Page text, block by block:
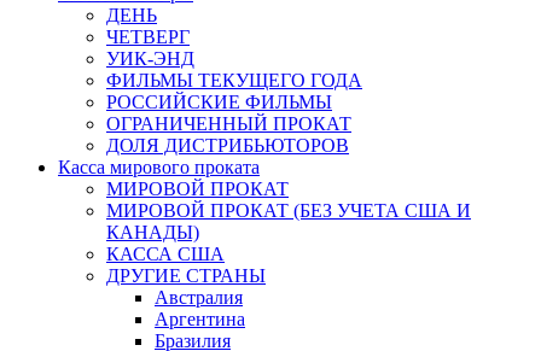
ДЕНЬ
ЧЕТВЕРГ
УИК-ЭНД
ФИЛЬМЫ ТЕКУЩЕГО ГОДА
РОССИЙСКИЕ ФИЛЬМЫ
ОГРАНИЧЕННЫЙ ПРОКАТ
ДОЛЯ ДИСТРИБЬЮТОРОВ
Касса мирового проката
МИРОВОЙ ПРОКАТ
МИРОВОЙ ПРОКАТ (БЕЗ УЧЕТА США И
КАНАДЫ)
КАССА США
ДРУГИЕ СТРАНЫ
Австралия
Аргентина
Бразилия